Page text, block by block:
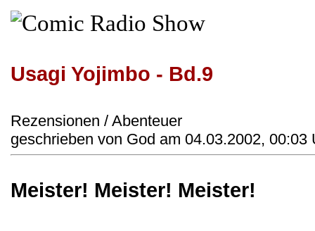
Usagi Yojimbo - Bd.9
Rezensionen / Abenteuer
geschrieben von God am 04.03.2002, 00:03
Meister! Meister! Meister!